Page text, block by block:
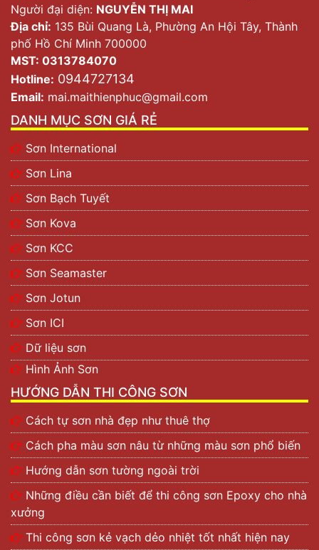
Người đại diện: NGUYỄN THỊ MAI
Địa chỉ: 135 Bùi Quang Là, Phường An Hội Tây, Thành
phố Hồ Chí Minh 700000
MST: 0313784070
Hotline: 0944727134
Email: mai.maithienphuc@gmail.com
DANH MỤC SƠN GIÁ RẺ
Sơn International
Sơn Lina
Sơn Bạch Tuyết
Sơn Kova
Sơn KCC
Sơn Seamaster
Sơn Jotun
Sơn ICI
Dữ liệu sơn
Hình Ảnh Sơn
HƯỚNG DẪN THI CÔNG SƠN
Cách tự sơn nhà đẹp như thuê thợ
Cách pha màu sơn nâu từ những màu sơn phổ biến
Hướng dẫn sơn tường ngoài trời
Những điều cần biết để thi công sơn Epoxy cho nhà
xưởng
Thi công sơn kẻ vạch dẻo nhiệt tốt nhất hiện nay